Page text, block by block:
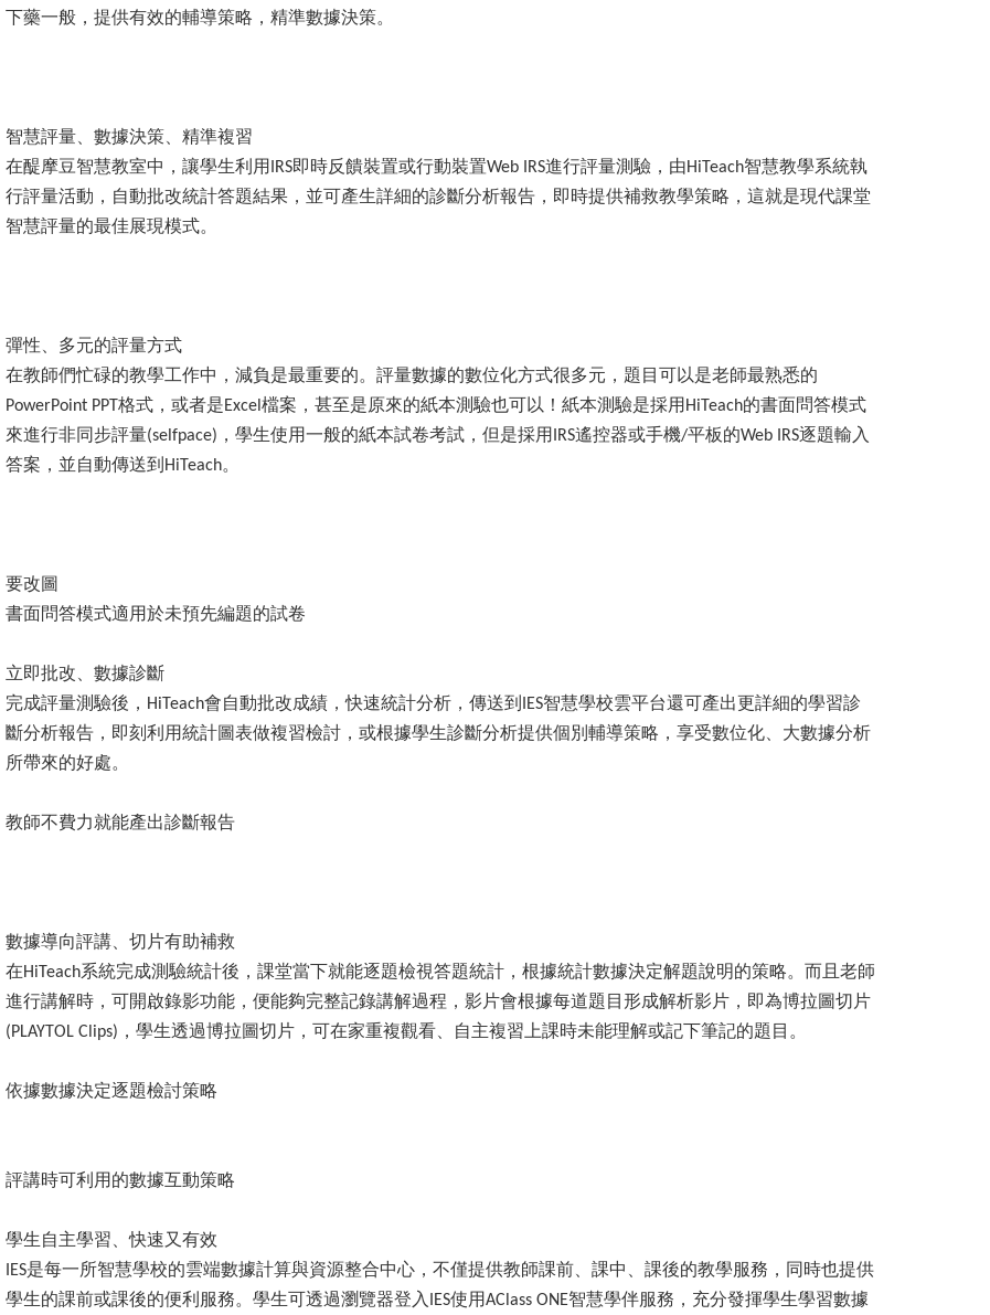
下藥一般，提供有效的輔導策略，精準數據決策。
智慧評量、數據決策、精準複習
在醍摩豆智慧教室中，讓學生利用 IRS即時反饋裝置或行動裝置Web IRS進行評量測驗，由HiTeach智慧教學系統執
行評量活動，自動批改統計答題結果，並可產生詳細的診斷分析報告，即時提供補救教學策略，這就是現代課堂
智慧評量的最佳展現模式。
彈性、多元的評量方式
在教師們忙碌的教學工作中，減負是最重要的。評量數據的數位化方式很多元，題目可以是老師最熟悉的
PowerPoint PPT 格式，或者是Excel 檔案，甚至是原來的紙本測驗也可以！紙本測驗是採用HiTeach的書面問答模式
來進行非同步評量(selfpace) ，學生使用一般的紙本試卷考試，但是採用 IRS遙控器或手機/平板的Web IRS逐題輸入
答案，並自動傳送到HiTeach。
要改圖
書面問答模式適用於未預先編題的試卷
立即批改、數據診斷
完成評量測驗後， HiTeach會自動批改成績，快速統計分析，傳送到 IES智慧學校雲平台還可產出更詳細的學習診
斷分析報告，即刻利用統計圖表做複習檢討，或根據學生診斷分析提供個別輔導策略，享受數位化、大數據分析
所帶來的好處。
教師不費力就能產出診斷報告
數據導向評講、切片有助補救
在HiTeach系統完成測驗統計後，課堂當下就能逐題檢視答題統計，根據統計數據決定解題說明的策略。而且老師
進行講解時，可開啟錄影功能，便能夠完整記錄講解過程，影片會根據每道題目形成解析影片，即為博拉圖切片
(PLAYTOL Clips) ，學生透過博拉圖切片，可在家重複觀看、自主複習上課時未能理解或記下筆記的題目。
依據數據決定逐題檢討策略
評講時可利用的數據互動策略
學生自主學習、快速又有效
IES是每一所智慧學校的雲端數據計算與資源整合中心，不僅提供教師課前、課中、課後的教學服務，同時也提供
學生的課前或課後的便利服務。學生可透過瀏覽器登入 IES使用AClass ONE智慧學伴服務，充分發揮學生學習數據